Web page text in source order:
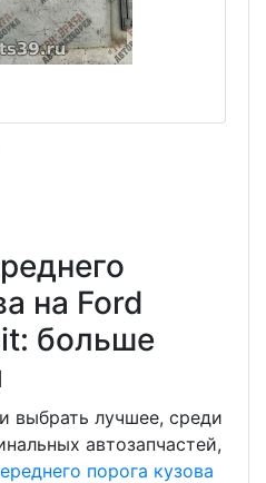
на Ford
больше
выбрать лучшее, среди
автозапчастей,
порога кузова